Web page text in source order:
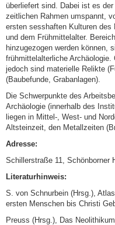
überliefert sind. Dabei ist es
zeitlichen Rahmen umspannt,
ersten sesshaften Kulturen des
und dem Frühmittelalter.
hinzugezogen werden können,
frühmittelalterliche Archäologie.
jedoch sind materielle Relikte
(Baubefunde, Grabanlagen).
Die Schwerpunkte des
Archäologie (innerhalb des
liegen in Mittel-, West- und
Altsteinzeit, den Metallzeiten
Adresse:
Schillerstraße 11, Schönborner
Literaturhinweis:
S. von Schnurbein (Hrsg.),
ersten Menschen bis Christi
Preuss (Hrsg.), Das